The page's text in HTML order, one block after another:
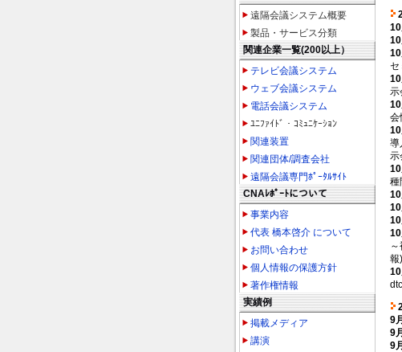
遠隔会議システム概要
製品・サービス分類
関連企業一覧(200以上）
テレビ会議システム
ウェブ会議システム
電話会議システム
ﾕﾆﾌｧｲﾄﾞ・ｺﾐｭﾆｹｰｼｮﾝ
関連装置
関連団体/調査会社
遠隔会議専門ﾎﾟｰﾀﾙｻｲﾄ
CNAﾚﾎﾟｰﾄについて
事業内容
代表 橋本啓介 について
お問い合わせ
個人情報の保護方針
著作権情報
実績例
掲載メディア
講演
セ
示
会
導
示
種
報)
9
9
9